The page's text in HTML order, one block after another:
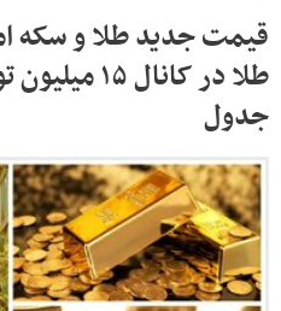
طلا در
جدول